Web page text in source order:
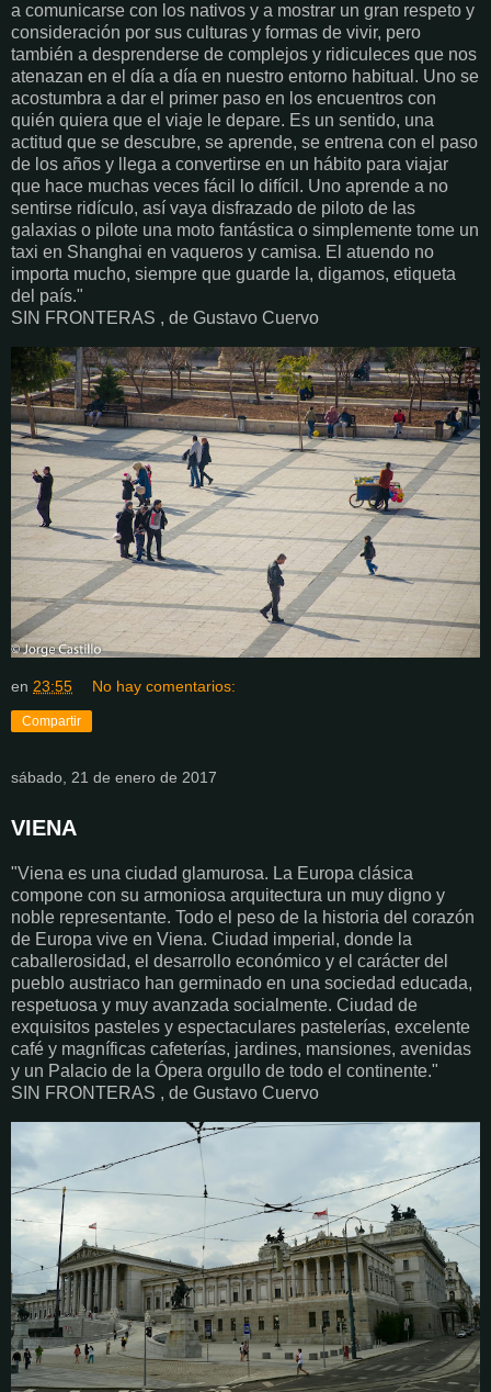
a comunicarse con los nativos y a mostrar un gran respeto y
consideración por sus culturas y formas de vivir, pero
también a desprenderse de complejos y ridiculeces que nos
atenazan en el día a día en nuestro entorno habitual. Uno se
acostumbra a dar el primer paso en los encuentros con
quién quiera que el viaje le depare. Es un sentido, una
actitud que se descubre, se aprende, se entrena con el paso
de los años y llega a convertirse en un hábito para viajar
que hace muchas veces fácil lo difícil. Uno aprende a no
sentirse ridículo, así vaya disfrazado de piloto de las
galaxias o pilote una moto fantástica o simplemente tome un
taxi en Shanghai en vaqueros y camisa. El atuendo no
importa mucho, siempre que guarde la, digamos, etiqueta
del país."
SIN FRONTERAS , de Gustavo Cuervo
en 23:55 No hay comentarios:
Compartir
sábado, 21 de enero de 2017
VIENA
"Viena es una ciudad glamurosa. La Europa clásica
compone con su armoniosa arquitectura un muy digno y
noble representante. Todo el peso de la historia del corazón
de Europa vive en Viena. Ciudad imperial, donde la
caballerosidad, el desarrollo económico y el carácter del
pueblo austriaco han germinado en una sociedad educada,
respetuosa y muy avanzada socialmente. Ciudad de
exquisitos pasteles y espectaculares pastelerías, excelente
café y magníficas cafeterías, jardines, mansiones, avenidas
y un Palacio de la Ópera orgullo de todo el continente."
SIN FRONTERAS , de Gustavo Cuervo